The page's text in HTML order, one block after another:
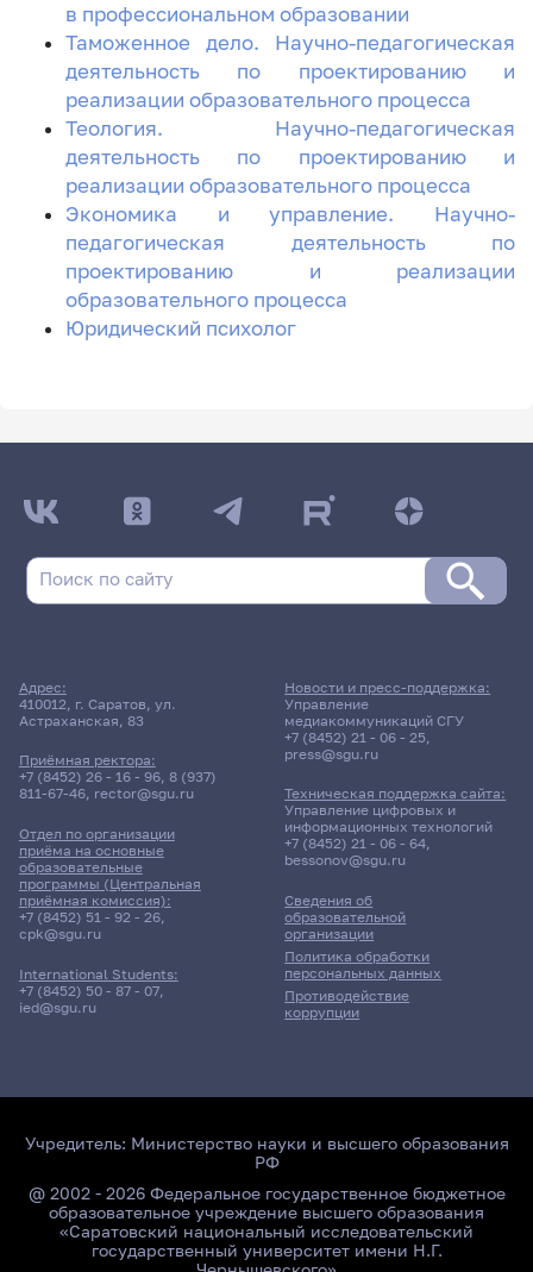
в профессиональном образовании
Таможенное дело. Научно-педагогическая
деятельность по проектированию и
реализации образовательного процесса
Теология. Научно-педагогическая
деятельность по проектированию и
реализации образовательного процесса
Экономика и управление. Научно-
педагогическая деятельность по
проектированию и реализации
образовательного процесса
Юридический психолог
Адрес:
410012, г. Саратов, ул.
Астраханская, 83
Приёмная ректора:
+7 (8452) 26 - 16 - 96, 8 (937)
811-67-46, rector@sgu.ru
Отдел по организации
приёма на основные
образовательные
программы (Центральная
приёмная комиссия):
+7 (8452) 51 - 92 - 26,
cpk@sgu.ru
International Students:
+7 (8452) 50 - 87 - 07,
ied@sgu.ru
Сведения об
образовательной
организации
Политика обработки
персональных данных
Противодействие
коррупции
Новости и пресс-поддержка:
Управление
медиакоммуникаций СГУ
+7 (8452) 21 - 06 - 25,
press@sgu.ru
Техническая поддержка сайта:
Управление цифровых и
информационных технологий
+7 (8452) 21 - 06 - 64,
bessonov@sgu.ru
Учредитель: Министерство науки и высшего образования
РФ
@ 2002 - 2026 Федеральное государственное бюджетное
образовательное учреждение высшего образования
«Саратовский национальный исследовательский
государственный университет имени Н.Г.